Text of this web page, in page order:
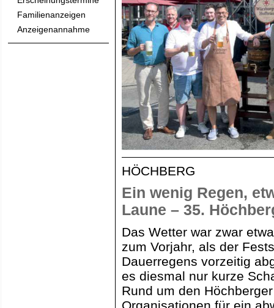
Familienanzeigen
Anzeigenannahme
HÖCHBERG
Ein wenig Regen,
Laune – 35.
Das Wetter war zwar
zum Vorjahr, als der
Dauerregens vorzeitig
es diesmal nur kurze
Rund um den